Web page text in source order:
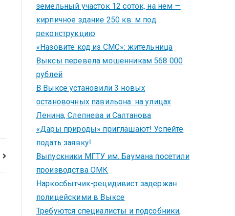
земельный участок 12 соток, на нем —
кирпичное здание 250 кв. м под
реконструкцию
«Назовите код из СМС»: жительница
Выксы перевела мошенникам 568 000
рублей
В Выксе установили 3 новых
остановочных павильона: на улицах
Ленина, Слепнева и Салтанова
«Дары природы» приглашают! Успейте
подать заявку!
Выпускники МГТУ им. Баумана посетили
производства ОМК
Наркосбытчик-рецидивист задержан
полицейскими в Выксе
Требуются специалисты и подсобники,